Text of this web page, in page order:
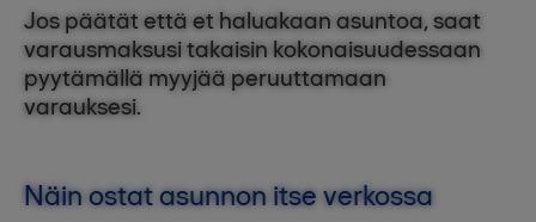
Jos päätät että et haluakaan asuntoa, saat
varausmaksusi takaisin kokonaisuudessaan
pyytämällä myyjää peruuttamaan
varauksesi.
Näin ostat asunnon itse verkossa